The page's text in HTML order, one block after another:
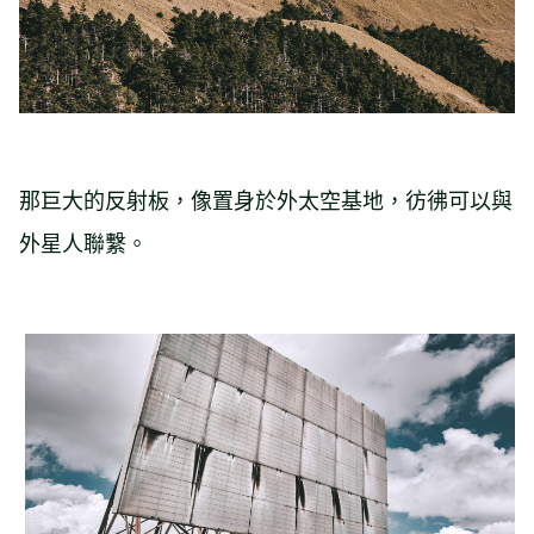
那巨大的反射板，像置身於外太空基地，彷彿可以與
外星人聯繫。